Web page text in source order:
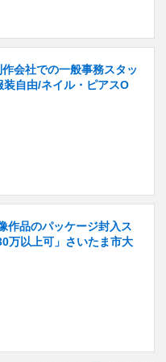
会社での一般事務スタッ
自由/ネイル・ピアスO
作品のパッケージ封入ス
万以上可」さいたま市大